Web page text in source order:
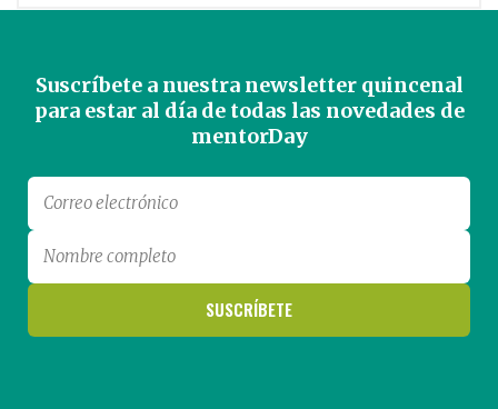
Suscríbete a nuestra newsletter quincenal
para estar al día de todas las novedades de
mentorDay